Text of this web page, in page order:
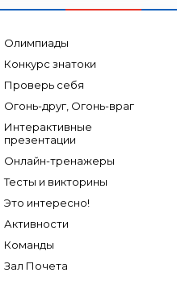
Олимпиады
Конкурс знатоки
Проверь себя
Огонь-друг, Огонь-враг
Интерактивные
презентации
Онлайн-тренажеры
Тесты и викторины
Это интересно!
Активности
Команды
Зал Почета